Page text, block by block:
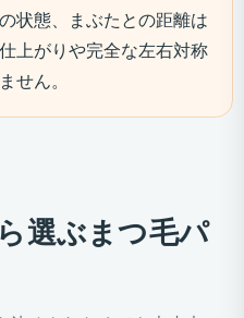
状態、まぶたとの距離は
上がりや完全な左右対称
せん。
選ぶまつ毛パ